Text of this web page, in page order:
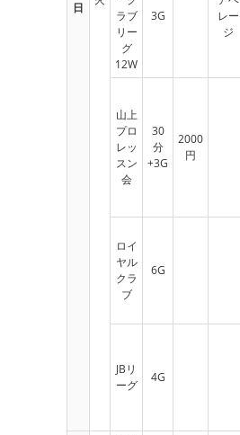
日
ラブ
リー
グ
12W
3G
レー
ジ
山上
プロ
レッ
スン
会
30
分
+3G
2000
円
ロイ
ヤル
クラ
ブ
6G
JBリ
ーグ
4G